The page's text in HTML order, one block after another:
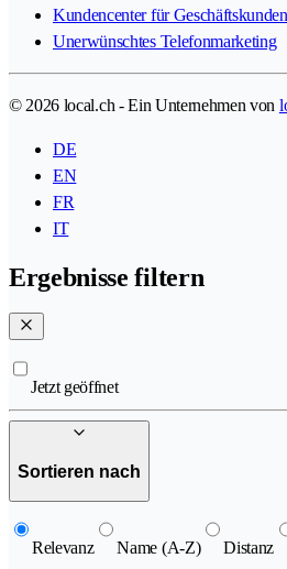
Kundencenter für Geschäftskunden
Unerwünschtes Telefonmarketing
© 2026 local.ch - Ein Unternehmen von
DE
EN
FR
IT
Ergebnisse filtern
Jetzt geöffnet
Sortieren nach
Relevanz Name (A-Z) Distanz